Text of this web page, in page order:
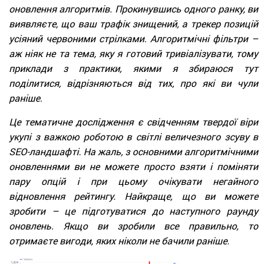
оновлення алгоритмів. Прокинувшись одного ранку, ви
виявляєте, що ваш трафік знищений, а трекер позицій
усіяний червоними стрілками. Алгоритмічні фільтри –
аж ніяк не та тема, яку я готовий тривіалізувати, тому
приклади з практики, якими я збираюся тут
поділитися, відрізняються від тих, про які ви чули
раніше.
Це тематичне дослідження є свідченням твердої віри
укупі з важкою роботою в світлі величезного зсуву в
SEO-ландшафті. На жаль, з основними алгоритмічними
оновленнями ви не можете просто взяти і поміняти
пару опцій і при цьому очікувати негайного
відновлення рейтингу. Найкраще, що ви можете
зробити – це підготуватися до наступного раунду
оновлень. Якщо ви зробили все правильно, то
отримаєте вигоди, яких ніколи не бачили раніше.